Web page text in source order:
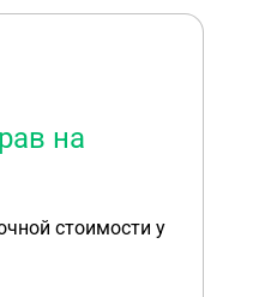
на
стоимости у